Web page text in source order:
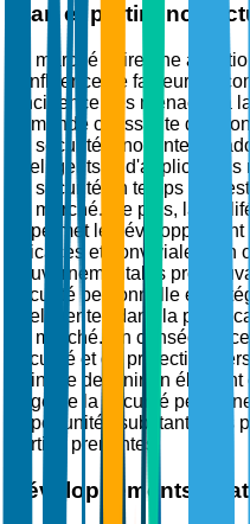
Élan et pertinence
Le marché attire une
confluence de facteurs, y
l'incidence des menaces à
demande croissante des
de sécurité innovantes.
intelligents et
de sécurité en temps réel
du marché. De plus, la
IA permet le
efficaces et conviviales. En
gouvernementales
sécurité personnelle et
intelligentes dans la
du marché. En
sécurité et de protection
point de devenir un
large de la sécurité
opportunités substantielles
parties prenantes.
Développements